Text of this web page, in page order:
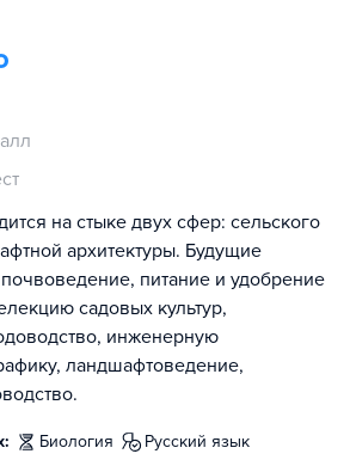
на стыке двух сфер: сельского
архитектуры. Будущие
питание и удобрение
садовых культур,
инженерную
ландшафтоведение,
биология
русский язык